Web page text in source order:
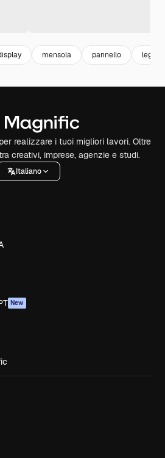
mensola pannello legno
realizzare i tuoi migliori lavori. Oltre
creativi, imprese, agenzie e studi.
Italiano
New